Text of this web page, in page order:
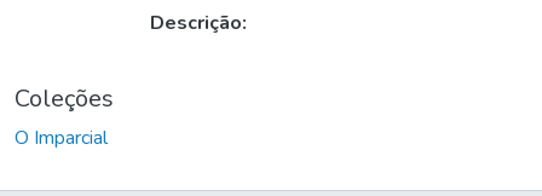
Descrição:
Coleções
O Imparcial